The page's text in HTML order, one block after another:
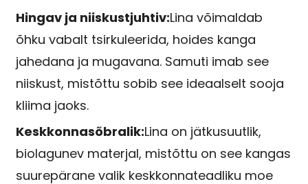
Hingav ja niiskustjuhtiv:Lina võimaldab
õhku vabalt tsirkuleerida, hoides kanga
jahedana ja mugavana. Samuti imab see
niiskust, mistõttu sobib see ideaalselt sooja
kliima jaoks.
Keskkonnasõbralik:Lina on jätkusuutlik,
biolagunev materjal, mistõttu on see kangas
suurepärane valik keskkonnateadliku moe